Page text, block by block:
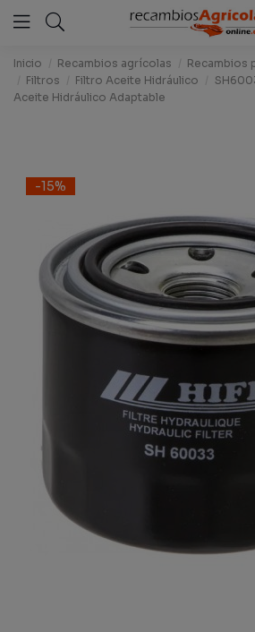
Inicio Recambios agrícolas
Recambios
Filtros
Filtro Aceite Hidráulico
Aceite Hidráulico Adaptable
-15%